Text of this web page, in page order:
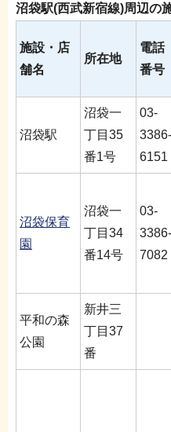
沼袋駅(西武新宿線)周辺の
施設・店
舗名
所在地
電話
番号
沼袋駅
沼袋一
丁目35
番1号
03-
3386-
6151
沼袋保育
園
沼袋一
丁目34
番14号
03-
3386-
7082
平和の森
公園
新井三
丁目37
番